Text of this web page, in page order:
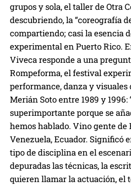
grupos y sola, el taller de Otra
descubriendo, la “coreografía
compartiendo; casi la esencia
experimental en Puerto Rico.
Viveca responde a una
Rompeforma, el festival
performance, danza y visuales
Merián Soto entre 1989 y 1996:
superimportante porque se
hemos hablado. Vino gente de
Venezuela, Ecuador. Significó
tipo de disciplina en el
depuradas las técnicas, la
quieren llamar la actuación, el